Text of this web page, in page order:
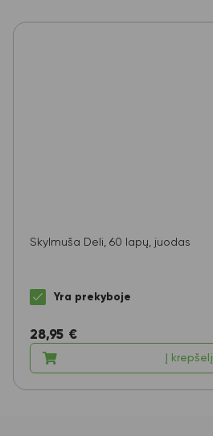
Skylmuša Deli, 60 lapų, juodas
Yra prekyboje
28,95 €
Į krepšelį